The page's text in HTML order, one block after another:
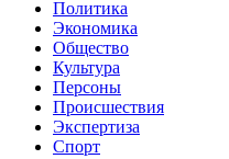
Политика
Экономика
Общество
Культура
Персоны
Происшествия
Экспертиза
Спорт